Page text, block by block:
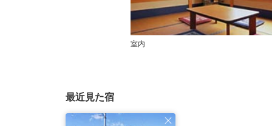
室内
最近見た宿